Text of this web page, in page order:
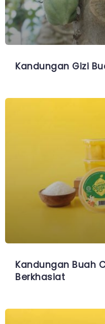
Kandungan Gizi
Kandungan Buah
Berkhasiat